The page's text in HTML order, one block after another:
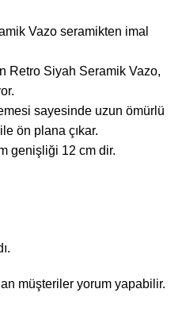
Vazo seramikten imal
Retro Siyah Seramik Vazo,
sayesinde uzun ömürlü
ön plana çıkar.
genişliği 12 cm dir.
müşteriler yorum yapabilir.